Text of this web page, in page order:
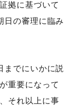
拠に基づいて
日の審理に臨み
までにいかに説
重要になって
それ以上に事